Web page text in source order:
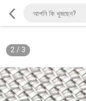
2/ 3